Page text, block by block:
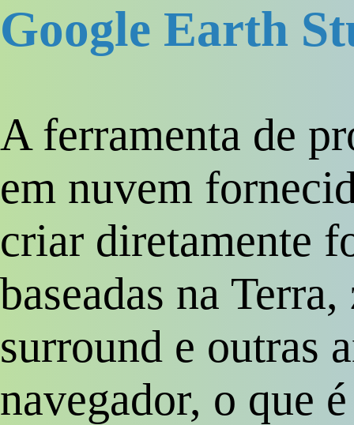
Google Earth
A ferramenta de
em nuvem
criar diretamente
baseadas na
surround e outras
navegador, o que